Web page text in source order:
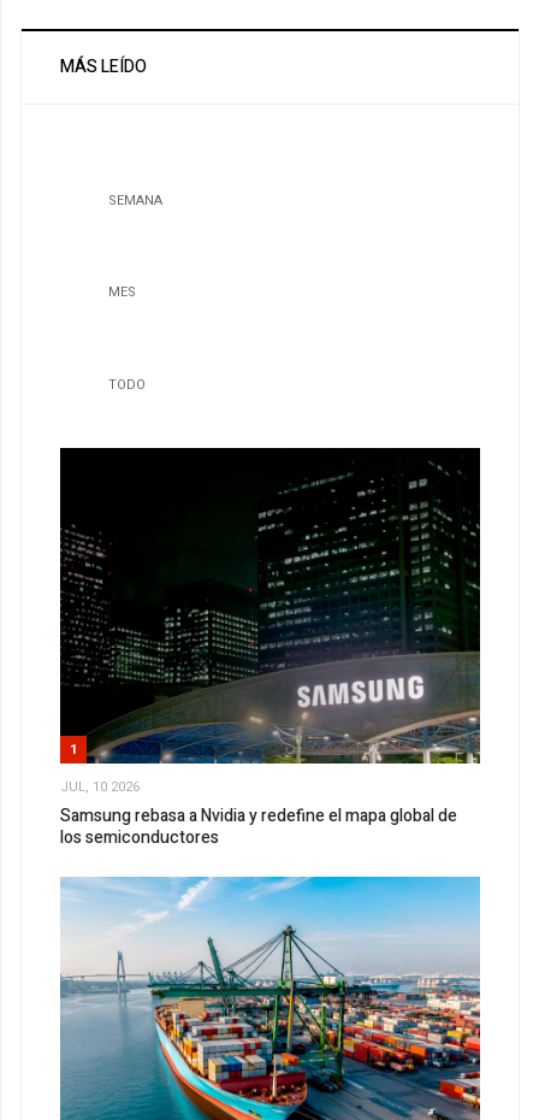
MÁS LEÍDO
SEMANA
MES
TODO
1
JUL, 10 2026
Samsung rebasa a Nvidia y redefine el mapa global de
los semiconductores